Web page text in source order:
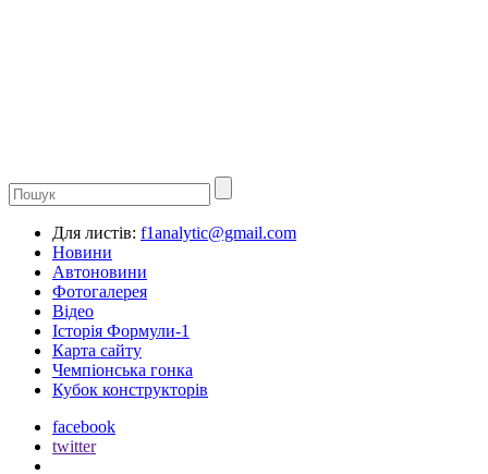
Для листів: f1analytic@gmail.com
Новини
Автоновини
Фотогалерея
Відео
Історія Формули-1
Карта сайту
Чемпіонська гонка
Кубок конструкторів
facebook
twitter